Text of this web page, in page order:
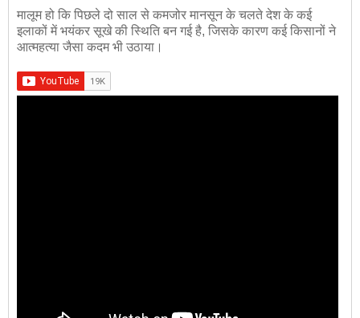
मालूम हो कि पिछले दो साल से कमजोर मानसून के चलते देश के कई
इलाकों में भयंकर सूखे की स्थिति बन गई है, जिसके कारण कई किसानों ने
आत्‍महत्‍या जैसा कदम भी उठाया।